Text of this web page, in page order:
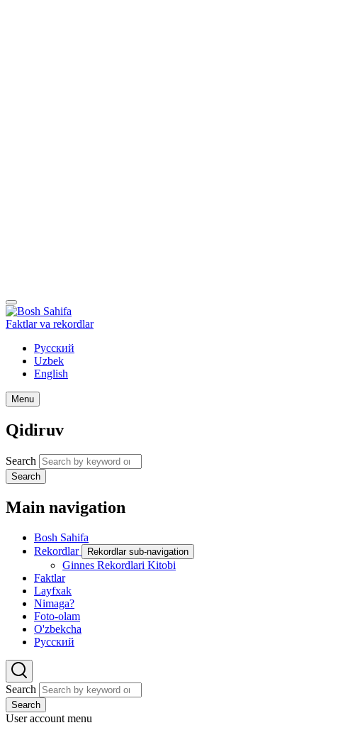
Faktlar va rekordlar
Русский
Uzbek
English
Menu
Qidiruv
Search
Search
Main navigation
Bosh Sahifa
Rekordlar
Rekordlar sub-navigation
Ginnes Rekordlari Kitobi
Faktlar
Layfxak
Nimaga?
Foto-olam
O'zbekcha
Русский
Search
Search
User account menu